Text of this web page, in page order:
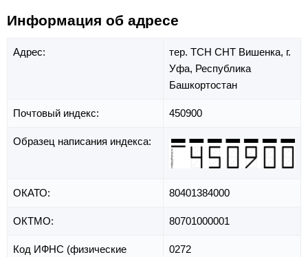
Информация об адресе
Адрес: тер. ТСН СНТ Вишенка, г.
Уфа, Республика
Башкортостан
Почтовый индекс: 450900
Образец написания индекса:
ОКАТО: 80401384000
ОКТМО: 80701000001
Код ИФНС (физические
0272